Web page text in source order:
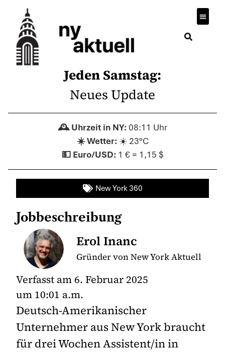
Jeden Samstag:
Neues Update
08:11 Uhr
☀️ 23°C
1 € = 1,15 $
New York 360
Jobbeschreibung
Erol Inanc
Gründer von New York Aktuell
Verfasst am6. Februar 2025
um 10:01 a.m.
Deutsch-Amerikanischer
Unternehmer aus New York braucht
für drei Wochen Assistent/in in